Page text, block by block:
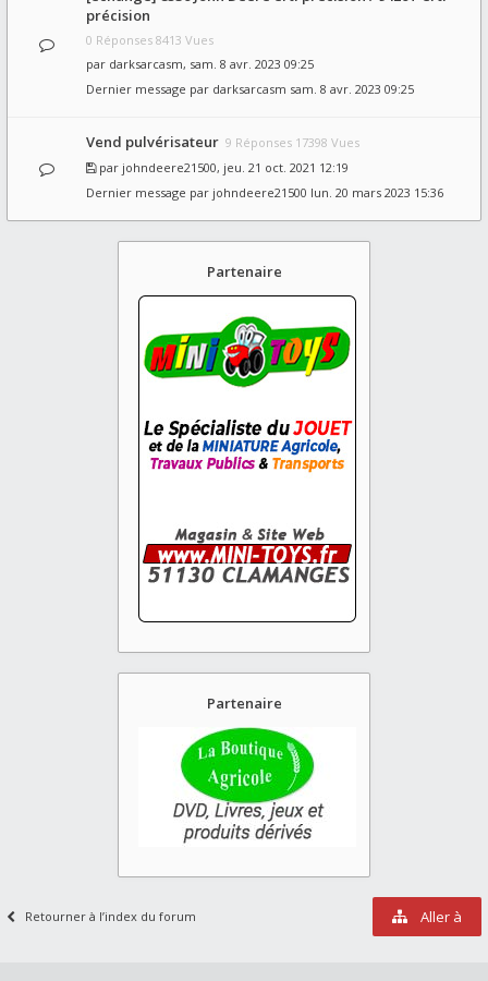
précision
0 Réponses 8413 Vues
par darksarcasm, sam. 8 avr. 2023 09:25
Dernier message par darksarcasm sam. 8 avr. 2023 09:25
Vend pulvérisateur 9 Réponses 17398 Vues
par johndeere21500, jeu. 21 oct. 2021 12:19
Dernier message par johndeere21500 lun. 20 mars 2023 15:36
Partenaire
Partenaire
Retourner à l’index du forum Aller à